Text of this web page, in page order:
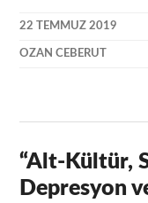
22 TEMMUZ 2019
OZAN CEBERUT
“Alt-Kültür,
Depresyon